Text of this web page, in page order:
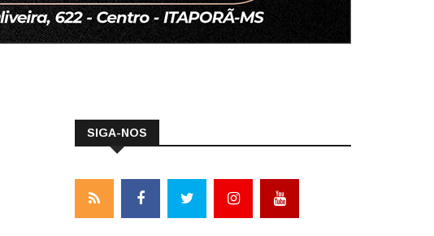
SIGA-NOS